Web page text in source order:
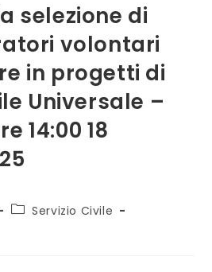
selezione di
volontari
in progetti di
Universale –
14:00 18
Categoria
Servizio Civile